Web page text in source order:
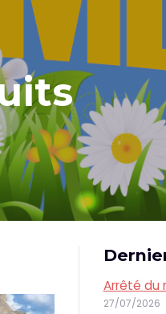
Arrêté du
27/07/2026